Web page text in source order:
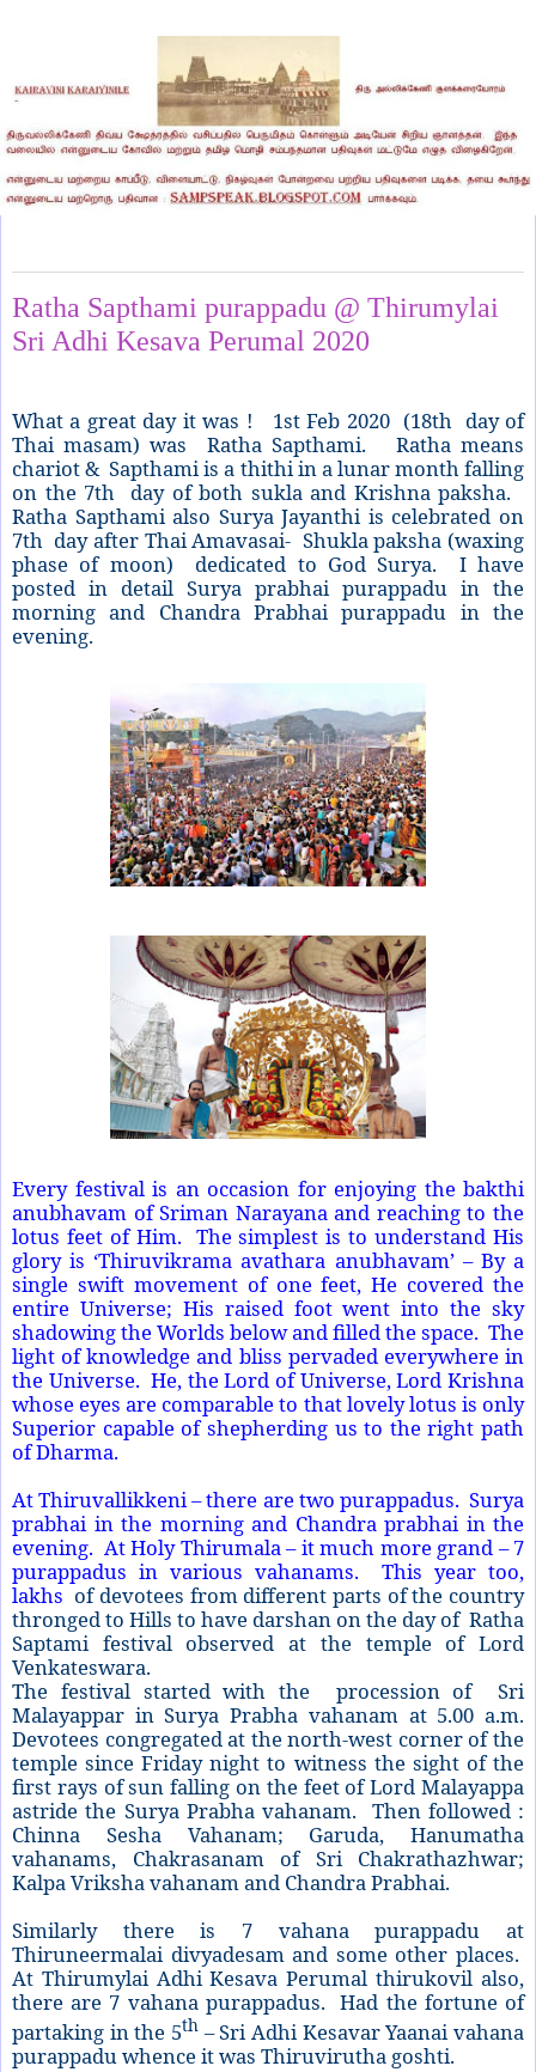
Ratha Sapthami purappadu @ Thirumylai
Sri Adhi Kesava Perumal 2020
What a great day it was ! 1st Feb 2020 (18th day of
Thai masam) was
Ratha Sapthami.
Ratha means
chariot & Sapthami is a thithi in a lunar month falling
on the 7th
day of both sukla and Krishna paksha.
Ratha Sapthami also Surya Jayanthi is celebrated on
7th day after Thai Amavasai- Shukla paksha (waxing
phase of moon)
dedicated to God Surya.
I have
posted in detail Surya prabhai purappadu in the
morning and Chandra Prabhai purappadu in the
evening.
Every festival is an occasion for enjoying the bakthi
anubhavam of Sriman Narayana and reaching to the
lotus feet of Him. The simplest is to understand His
glory is ‘Thiruvikrama avathara anubhavam’ – By a
single swift movement of one feet, He covered the
entire Universe; His raised foot went into the sky
shadowing the Worlds below and filled the space. The
light of knowledge and bliss pervaded everywhere in
the Universe. He, the Lord of Universe, Lord Krishna
whose eyes are comparable to that lovely lotus is only
Superior capable of shepherding us to the right path
of Dharma.
At Thiruvallikkeni – there are two purappadus. Surya
prabhai in the morning and Chandra prabhai in the
evening. At Holy Thirumala – it much more grand – 7
purappadus in various vahanams.
This year too,
lakhs of devotees from different parts of the country
thronged to Hills to have darshan on the day of Ratha
Saptami festival observed at the temple of Lord
Venkateswara.
The festival started with the
procession of
Sri
Malayappar in Surya Prabha vahanam at 5.00 a.m.
Devotees congregated at the north-west corner of the
temple since Friday night to witness the sight of the
first rays of sun falling on the feet of Lord Malayappa
astride the Surya Prabha vahanam.
Then followed :
Chinna Sesha Vahanam; Garuda, Hanumatha
vahanams, Chakrasanam of Sri Chakrathazhwar;
Kalpa Vriksha vahanam and Chandra Prabhai.
Similarly there is 7 vahana purappadu at
Thiruneermalai divyadesam and some other places.
At Thirumylai Adhi Kesava Perumal thirukovil also,
there are 7 vahana purappadus. Had the fortune of
partaking in the 5th – Sri Adhi Kesavar Yaanai vahana
purappadu whence it was Thiruvirutha goshti.